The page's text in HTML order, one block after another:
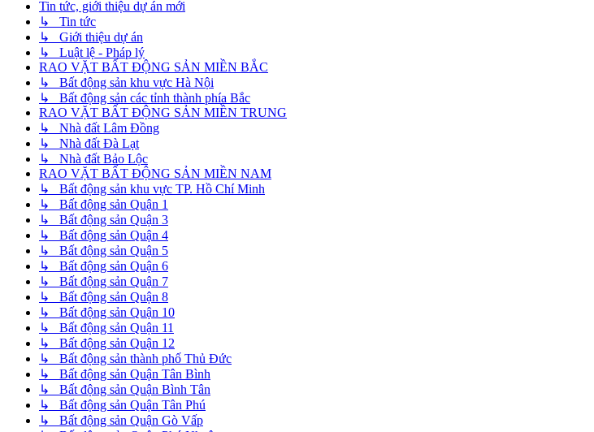
Tin tức, giới thiệu dự án mới
↳ Tin tức
↳ Giới thiệu dự án
↳ Luật lệ - Pháp lý
RAO VẶT BẤT ĐỘNG SẢN MIỀN BẮC
↳ Bất động sản khu vực Hà Nội
↳ Bất động sản các tỉnh thành phía Bắc
RAO VẶT BẤT ĐỘNG SẢN MIỀN TRUNG
↳ Nhà đất Lâm Đồng
↳ Nhà đất Đà Lạt
↳ Nhà đất Bảo Lộc
RAO VẶT BẤT ĐỘNG SẢN MIỀN NAM
↳ Bất động sản khu vực TP. Hồ Chí Minh
↳ Bất động sản Quận 1
↳ Bất động sản Quận 3
↳ Bất động sản Quận 4
↳ Bất động sản Quận 5
↳ Bất động sản Quận 6
↳ Bất động sản Quận 7
↳ Bất động sản Quận 8
↳ Bất động sản Quận 10
↳ Bất động sản Quận 11
↳ Bất động sản Quận 12
↳ Bất động sản thành phố Thủ Đức
↳ Bất động sản Quận Tân Bình
↳ Bất động sản Quận Bình Tân
↳ Bất động sản Quận Tân Phú
↳ Bất động sản Quận Gò Vấp